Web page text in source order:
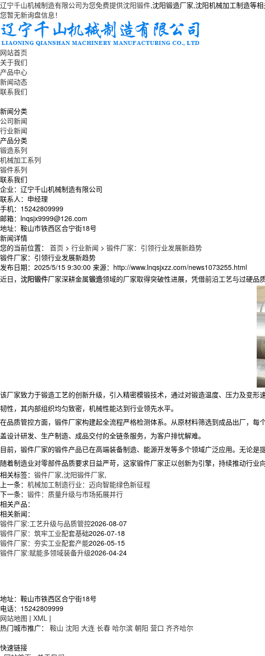
辽宁千山机械制造有限公司为您免费提供沈阳锻件,沈阳锻造厂家,沈阳机械加工制造等
您暂无新询盘信息！
网站首页
关于我们
产品中心
新闻动态
联系我们
新闻分类
公司新闻
行业新闻
产品分类
锻造系列
机械加工系列
锻件系列
联系我们
企业：辽宁千山机械制造有限公司
联系人：申经理
手机：15242809999
邮箱：lnqsjx9999@126.com
地址：鞍山市铁西区合宁街18号
新闻详情
您的当前位置： 首页 > 行业新闻 > 锻件厂家：引领行业发展新趋势​
锻件厂家：引领行业发展新趋势​
发布日期： 2025/5/15 9:30:00 来源： http://www.lnqsjxzz.com/news1073255.html
近日， 沈阳锻件厂家深耕金属锻造领域的厂家取得突破性进展，凭借前沿工艺与过硬品
该厂家致力于锻造工艺的创新升级，引入精密模锻技术，通过对锻造温度、压力及变形
韧性，其内部组织均匀致密，机械性能达到行业领先水平。​
在品质管控方面，锻件厂家构建起全流程严格检测体系。从原材料筛选到成品出厂，
盖设计研发、生产制造、成品交付的全链条服务，为客户排忧解难。
目前，锻件厂家的锻件产品已在高端装备制造、能源开发等多个领域广泛应用。无论
随着制造业对零部件品质要求日益严苛，这家锻件厂家正以创新为引擎，持续推动行业
相关标签： 锻件厂家,沈阳锻件厂家,
上一条： 机械加工制造行业：迈向智能绿色新征程​
下一条： 锻件：质量升级与市场拓展并行​
相关产品：
相关新闻：
锻件厂家:工艺升级与品质管控2026-08-07
锻件厂家：筑牢工业配套基础2026-07-18
锻件厂家：夯实工业配套产能2026-05-15
锻件厂家:赋能多领域装备升级2026-04-24
地址：鞍山市铁西区合宁街18号
电话：15242809999
网站地图 | XML |
热门城市推广： 鞍山 沈阳 大连 长春 哈尔滨 朝阳 营口 齐齐哈尔
快速链接